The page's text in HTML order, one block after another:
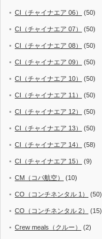
CI（チャイナエア 06） (50)
CI（チャイナエア 07） (50)
CI（チャイナエア 08） (50)
CI（チャイナエア 09） (50)
CI（チャイナエア 10） (50)
CI（チャイナエア 11） (50)
CI（チャイナエア 12） (50)
CI（チャイナエア 13） (50)
CI（チャイナエア 14） (58)
CI（チャイナエア 15） (9)
CM（コパ航空） (10)
CO（コンチネンタル 1） (50)
CO（コンチネンタル 2） (15)
Crew meals（クルー） (2)